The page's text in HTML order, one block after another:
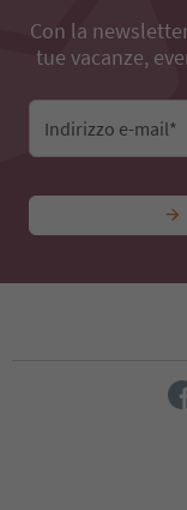
Con la
tue vacanze,
Indirizzo e-mail*